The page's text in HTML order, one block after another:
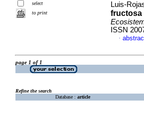
select
to print
Luis-
fructosa
ISSN
·
page 1 of 1
Refine the search
Database : article